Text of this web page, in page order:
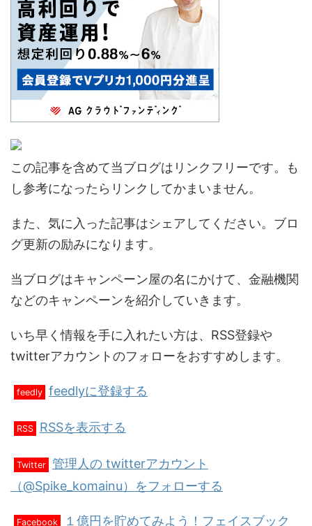
この記事を含めて当ブログはリンクフリーです。も
し参考になったらリンクしてかまいません。
また、気に入った記事はシェアしてください。ブロ
グ更新の励みになります。
当ブログはキャンペーン屋の名にかけて、金融機関
などのキャンペーンを紹介していきます。
いち早く情報を手に入れたい方は、RSS登録や
twitterアカウントのフォローをおすすめします。
feedly feedlyに登録する
RSS RSSを表示する
Twitter 管理人の twitterアカウント
（@Spike_komainu）をフォローする
Facebook １億円を貯めてみよう！フェイスブック